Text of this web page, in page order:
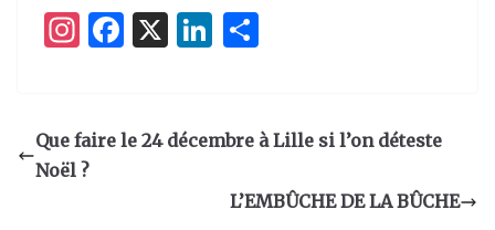
I
a
g
F
e
X
Li
e
n
g
Que faire le 24 décembre à Lille si l’on déteste
Noël ?
L’EMBÛCHE DE LA BÛCHE